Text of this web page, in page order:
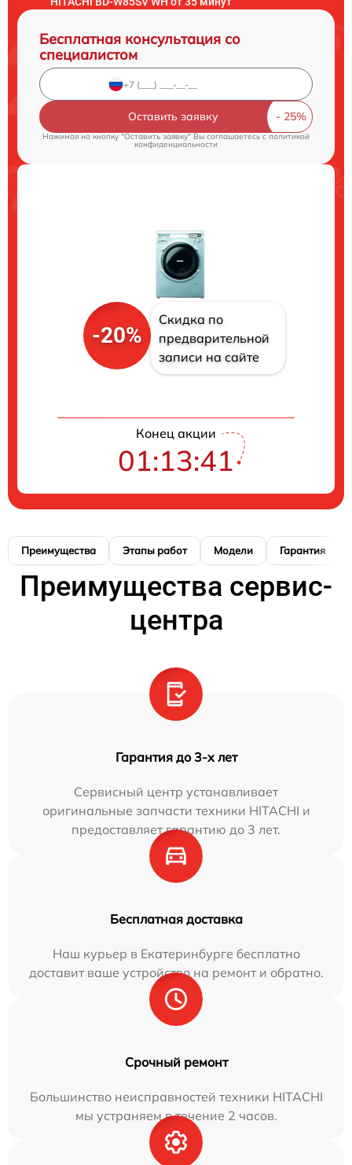
Бесплатная консультация со
специалистом
Оставить заявку
Нажимая на кнопку "Оставить заявку" Вы соглашаетесь cполитикой
конфиденциальности
-20%
Скидка по
предварительной
записи на сайте
Конец акции
01:13:41
Преимущества Этапы работ Модели Гарантия
Преимущества сервис-
центра
Гарантия до 3-х лет
Сервисный центр устанавливает
оригинальные запчасти техники HITACHI и
предоставляет гарантию до 3 лет.
Бесплатная доставка
Наш курьер в Екатеринбурге бесплатно
доставит ваше устройство на ремонт и обратно.
Срочный ремонт
Большинство неисправностей техники HITACHI
мы устраняем в течение 2 часов.